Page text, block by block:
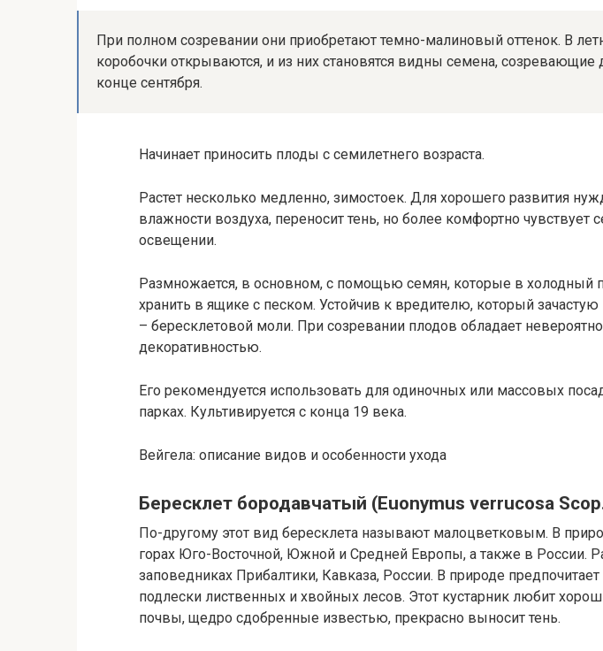
При полном созревании они приобретают темно-малиновый оттенок. В
коробочки открываются, и из них становятся видны семена, созревающие
конце сентября.
Начинает приносить плоды с семилетнего возраста.
Растет несколько медленно, зимостоек. Для хорошего развития
влажности воздуха, переносит тень, но более комфортно чувствует
освещении.
Размножается, в основном, с помощью семян, которые в холодный
хранить в ящике с песком. Устойчив к вредителю, который зачастую
– бересклетовой моли. При созревании плодов обладает
декоративностью.
Его рекомендуется использовать для одиночных или массовых
парках. Культивируется с конца 19 века.
Вейгела: описание видов и особенности ухода
Бересклет бородавчатый (Еuonymus verrucosa
По-другому этот вид бересклета называют малоцветковым. В
горах Юго-Восточной, Южной и Средней Европы, а также в России.
заповедниках Прибалтики, Кавказа, России. В природе предпочитает
подлески лиственных и хвойных лесов. Этот кустарник любит
почвы, щедро сдобренные известью, прекрасно выносит тень.